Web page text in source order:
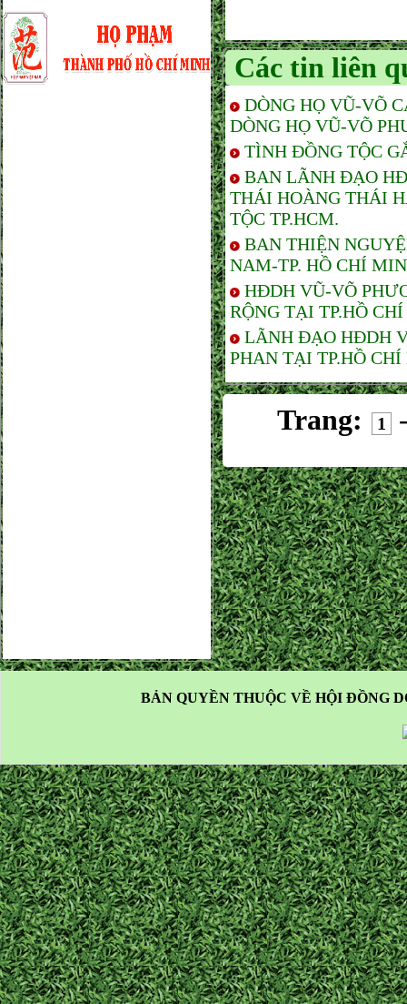
Các tin liên
DÒNG HỌ VŨ-VÕ
DÒNG HỌ VŨ-VÕ
TÌNH ĐỒNG TỘC
BAN LÃNH ĐẠO
THÁI HOÀNG THÁI
TỘC TP.HCM.
BAN THIỆN
NAM-TP. HỒ CHÍ
HĐDH VŨ-VÕ
RỘNG TẠI TP.HỒ
LÃNH ĐẠO HĐDH
PHAN TẠI TP.HỒ
Trang: 1
BẢN QUYỀN THUỘC VỀ HỘI ĐỒNG